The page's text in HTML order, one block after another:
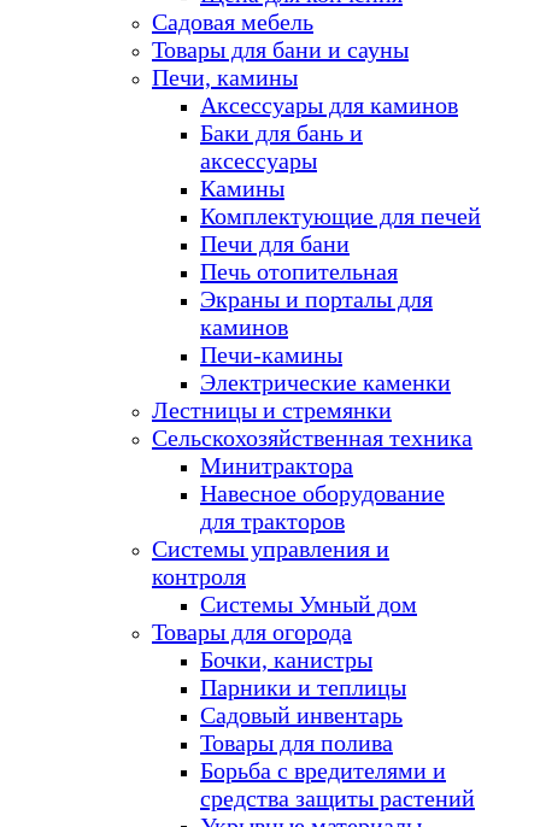
Садовая мебель
Товары для бани и сауны
Печи, камины
Аксессуары для каминов
Баки для бань и
аксессуары
Камины
Комплектующие для печей
Печи для бани
Печь отопительная
Экраны и порталы для
каминов
Печи-камины
Электрические каменки
Лестницы и стремянки
Сельскохозяйственная техника
Минитрактора
Навесное оборудование
для тракторов
Системы управления и
контроля
Системы Умный дом
Товары для огорода
Бочки, канистры
Парники и теплицы
Садовый инвентарь
Товары для полива
Борьба с вредителями и
средства защиты растений